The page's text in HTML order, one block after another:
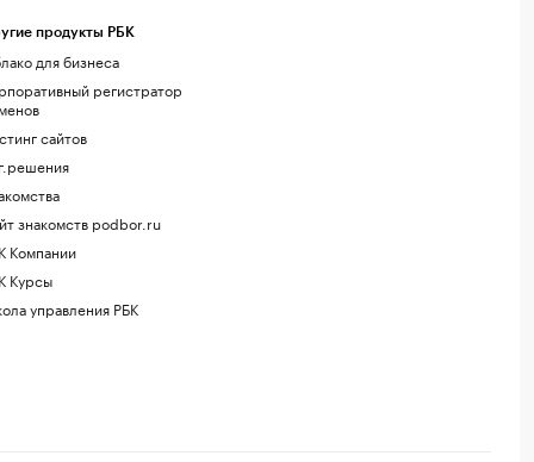
продукты РБК
для бизнеса
регистратор
сайтов
знакомств podbor.ru
Компании
Курсы
управления РБК